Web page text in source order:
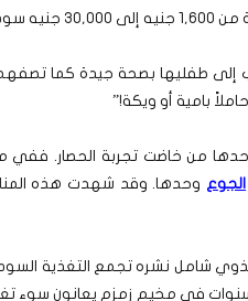
مقومات حياة أساسية.
إلى طفليها بصحة جيدة كما
بامية أو ويكة!”
من خاضت تجربة الحصار. ففي
الجوع وحدها. وقد شهدت هذه